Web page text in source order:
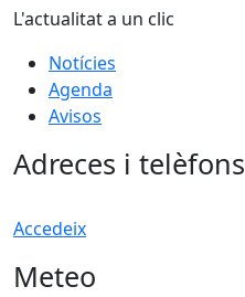
L'actualitat a un clic
Notícies
Agenda
Avisos
Adreces i telèfons
Accedeix
Meteo